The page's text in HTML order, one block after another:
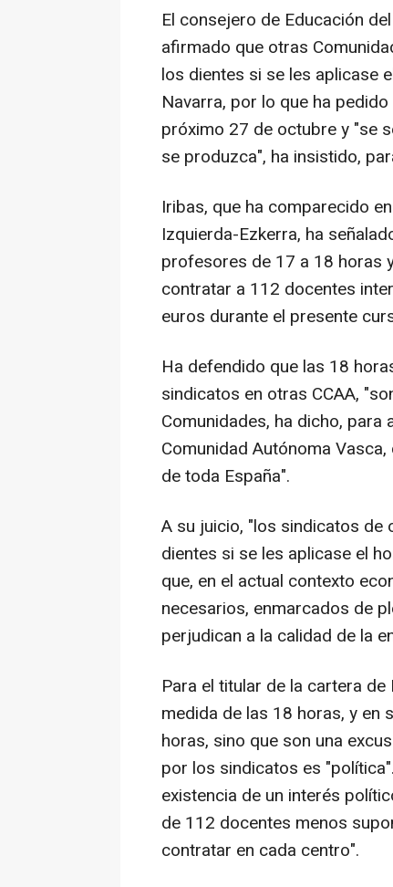
El consejero de Educación
afirmado que otras
los dientes si se les aplicase
Navarra, por lo que ha
próximo 27 de octubre y "se
se produzca", ha insistido,
Iribas, que ha comparecido
Izquierda-Ezkerra, ha
profesores de 17 a 18 horas
contratar a 112 docentes
euros durante el presente
Ha defendido que las 18
sindicatos en otras CCAA,
Comunidades, ha dicho, para
Comunidad Autónoma
de toda España".
A su juicio, "los sindicatos de
dientes si se les aplicase el
que, en el actual contexto
necesarios, enmarcados de
perjudican a la calidad de la
Para el titular de la cartera
medida de las 18 horas, y en
horas, sino que son una
por los sindicatos es
existencia de un interés
de 112 docentes menos
contratar en cada centro".